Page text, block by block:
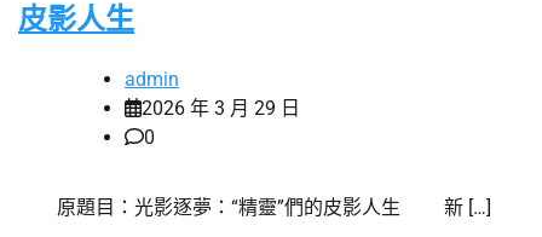
皮影人生
admin
2026 年 3 月 29 日
0
原題目：光影逐夢：“精靈”們的皮影人生 新 […]